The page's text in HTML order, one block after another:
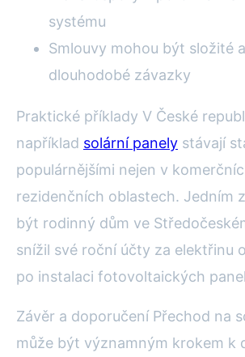
systému
Smlouvy mohou být složité
dlouhodobé závazky
Praktické příklady V České
například solární panely stávají
populárnějšími nejen v
rezidenčních oblastech. Jedním
být rodinný dům ve
snížil své roční účty za elektřinu
po instalaci fotovoltaických
Závěr a doporučení Přechod na
může být významným krokem k